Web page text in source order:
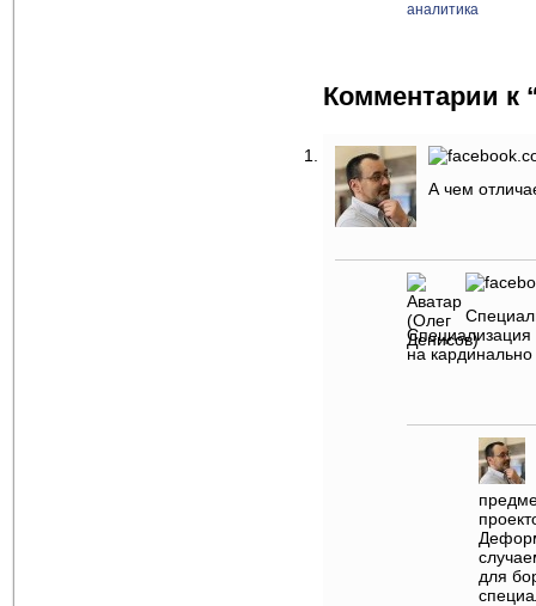
аналитика
Комментарии к
А чем
Специализация
на
для